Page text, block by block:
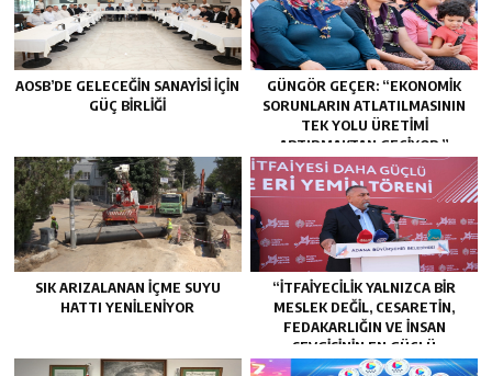
AOSB’DE GELECEĞIN SANAYISI İÇIN
GÜÇ BIRLIĞI
GÜNGÖR GEÇER: “EKONOMIK
SORUNLARIN ATLATILMASININ
TEK YOLU ÜRETIMI
ARTIRMAKTAN GEÇIYOR.”
SIK ARIZALANAN IÇME SUYU
HATTI YENILENIYOR
“İTFAIYECILIK YALNIZCA BIR
MESLEK DEĞIL, CESARETIN,
FEDAKARLIĞIN VE INSAN
SEVGISININ EN GÜÇLÜ
TEMSILIDIR.”